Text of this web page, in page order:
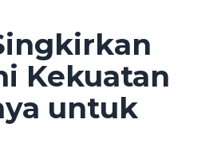
Kekuatan
untuk